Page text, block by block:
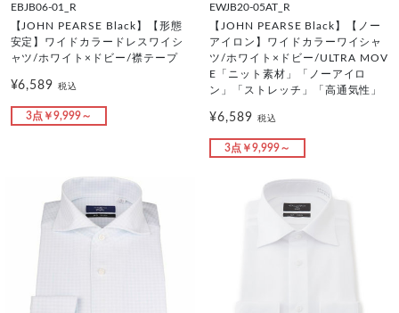
EBJB06-01_R
【JOHN PEARSE Black】【形態
安定】ワイドカラードレスワイシ
ャツ/ホワイト×ドビー/襟テープ
¥6,589税込
3点￥9,999～
EWJB20-05AT_R
【JOHN PEARSE Black】【ノー
アイロン】ワイドカラーワイシャ
ツ/ホワイト×ドビー/ULTRA MOV
E「ニット素材」「ノーアイロ
ン」「ストレッチ」「高通気性」
¥6,589 税込
3点￥9,999～